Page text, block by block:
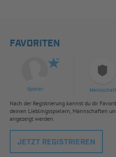
FAVORITEN
Spieler Mannschaft
Nach der Registrierung kannst du dir
deinen Lieblingsspielern, Mannschaften
angezeigt werden.
JETZT REGISTRIEREN